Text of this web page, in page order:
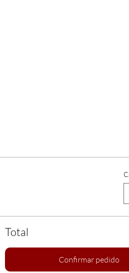
Total
Confirmar pedido